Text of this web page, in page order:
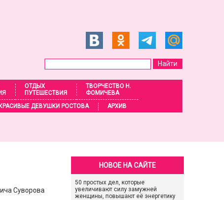
ОТДЫХ
ПУТЕШЕСТВИЯ
ТВОРЧЕСТВО Н.
ФОМИЧЕВА
КРАСИВЫЕ ДЕВУШКИ РОСТОВА АРХИВ
Суворова
НОВОЕ НА САЙТЕ
50 простых дел, которые
увеличивают силу замужней
женщины, повышают её энергетику